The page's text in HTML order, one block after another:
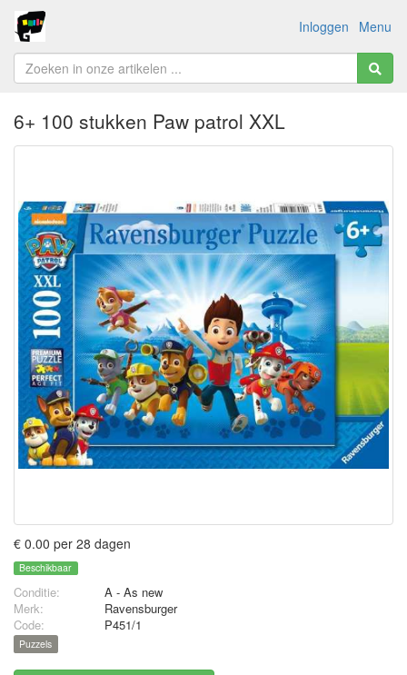
Menu
Inloggen
6+ 100 stukken Paw patrol XXL
€ 0.00 per 28 dagen
Beschikbaar
Conditie:
A - As new
Merk:
Ravensburger
Code:
P451/1
Puzzels